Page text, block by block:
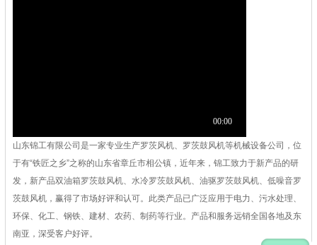
山东锦工有限公司是一家专业生产罗茨风机、罗茨鼓风机等机械设备公司，位
于有“铁匠之乡”之称的山东省章丘市相公镇，近年来，锦工致力于新产品的研
发，新产品双油箱罗茨鼓风机、水冷罗茨鼓风机、油驱罗茨鼓风机、低噪音罗
茨鼓风机，赢得了市场好评和认可。此类产品已广泛应用于电力、污水处理、
环保、化工、钢铁、建材、农药、制药等行业。产品和服务远销全国各地及东
南亚，深受客户好评。